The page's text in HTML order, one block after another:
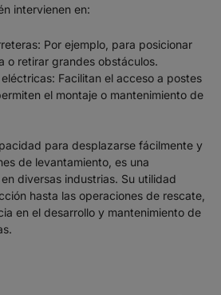
intervienen en:
Por ejemplo, para posicionar
o retirar grandes obstáculos.
Facilitan el acceso a postes
el montaje o mantenimiento de
para desplazarse fácilmente y
de levantamiento, es una
diversas industrias. Su utilidad
hasta las operaciones de rescate,
en el desarrollo y mantenimiento de